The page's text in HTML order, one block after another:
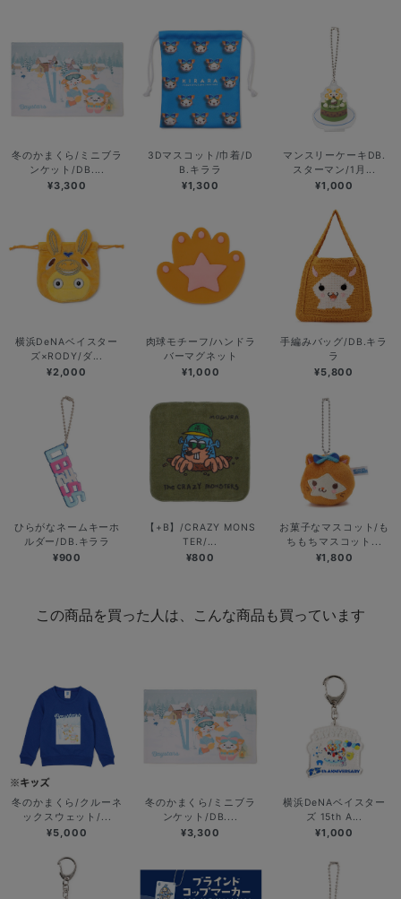
冬のかまくら/ミニブラ
ンケット/DB....
¥3,300
3Dマスコット/巾着/D
B.キララ
¥1,300
マンスリーケーキDB.
スターマン/1月...
¥1,000
横浜DeNAベイスター
ズ×RODY/ダ...
¥2,000
肉球モチーフ/ハンドラ
バーマグネット
¥1,000
手編みバッグ/DB.キラ
ラ
¥5,800
ひらがなネームキーホ
ルダー/DB.キララ
¥900
【+B】/CRAZY MONS
TER/...
¥800
お菓子なマスコット/も
ちもちマスコット...
¥1,800
この商品を買った人は、こんな商品も買っています
冬のかまくら/クルーネ
ックスウェット/...
¥5,000
冬のかまくら/ミニブラ
ンケット/DB....
¥3,300
横浜DeNAベイスター
ズ 15th A...
¥1,000